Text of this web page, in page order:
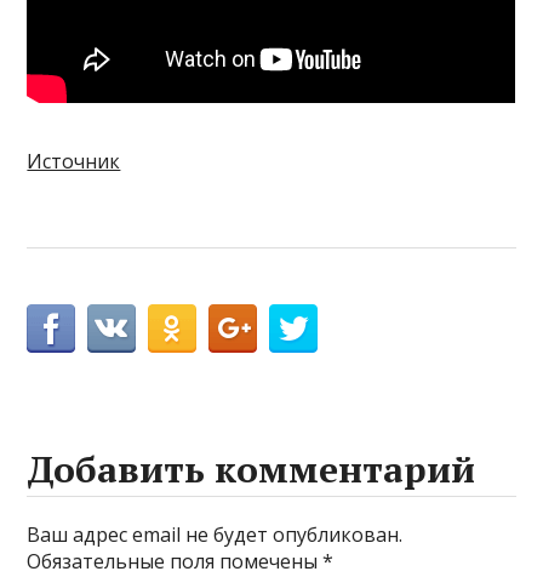
Источник
Добавить комментарий
Ваш адрес email не будет опубликован.
Обязательные поля помечены*